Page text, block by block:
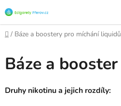
na
obsah
Domů
/ Báze a boostery pro míchání liquidů
Báze a booster
Druhy nikotinu a jejich rozdíly: